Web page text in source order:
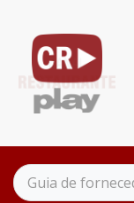
Salas
Gestão